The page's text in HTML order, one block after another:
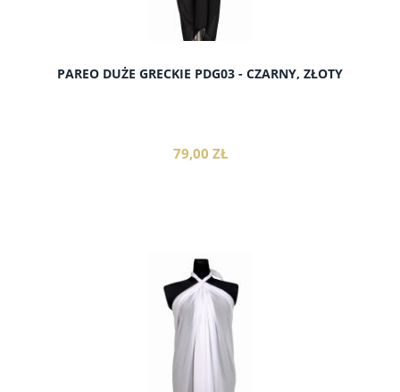
PAREO DUŻE GRECKIE PDG03 - CZARNY, ZŁOTY
79,00 ZŁ
do koszyka